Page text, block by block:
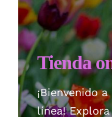
Politica de privacidad
Tienda
¡Bienvenido
línea!